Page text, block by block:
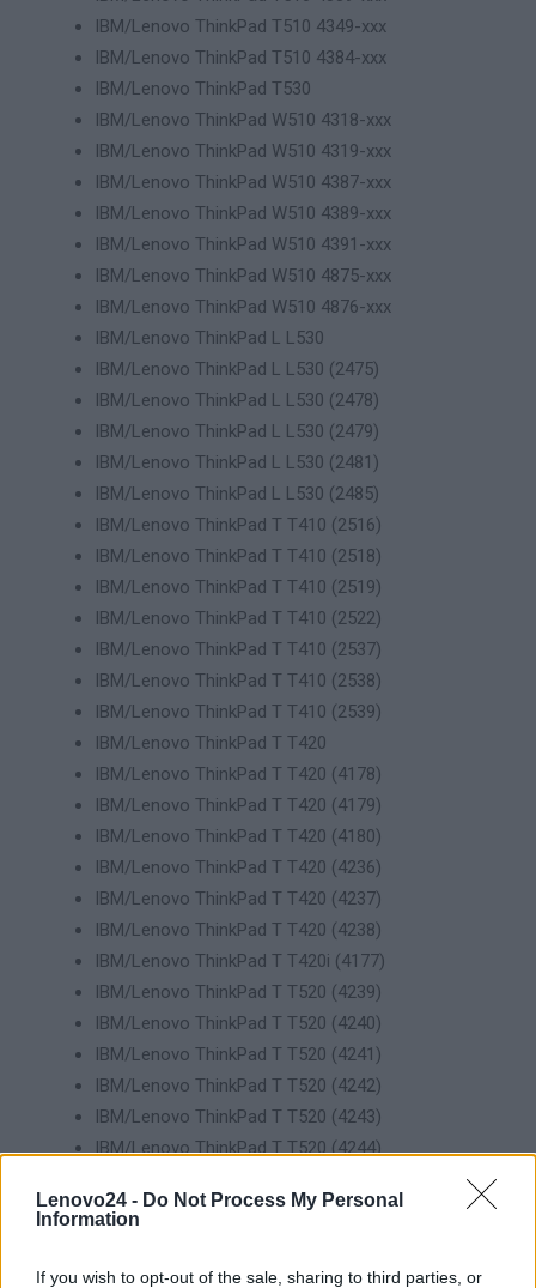
Lenovo24 - Do Not Process My Personal
Information
If you wish to opt-out of the sale, sharing to third parties, or
IBM/Lenovo ThinkPad T510 4349-xxx
IBM/Lenovo ThinkPad T510 4384-xxx
IBM/Lenovo ThinkPad T530
IBM/Lenovo ThinkPad W510 4318-xxx
IBM/Lenovo ThinkPad W510 4319-xxx
IBM/Lenovo ThinkPad W510 4387-xxx
IBM/Lenovo ThinkPad W510 4389-xxx
IBM/Lenovo ThinkPad W510 4391-xxx
IBM/Lenovo ThinkPad W510 4875-xxx
IBM/Lenovo ThinkPad W510 4876-xxx
IBM/Lenovo ThinkPad L L530
IBM/Lenovo ThinkPad L L530 (2475)
IBM/Lenovo ThinkPad L L530 (2478)
IBM/Lenovo ThinkPad L L530 (2479)
IBM/Lenovo ThinkPad L L530 (2481)
IBM/Lenovo ThinkPad L L530 (2485)
IBM/Lenovo ThinkPad T T410 (2516)
IBM/Lenovo ThinkPad T T410 (2518)
IBM/Lenovo ThinkPad T T410 (2519)
IBM/Lenovo ThinkPad T T410 (2522)
IBM/Lenovo ThinkPad T T410 (2537)
IBM/Lenovo ThinkPad T T410 (2538)
IBM/Lenovo ThinkPad T T410 (2539)
IBM/Lenovo ThinkPad T T420
IBM/Lenovo ThinkPad T T420 (4178)
IBM/Lenovo ThinkPad T T420 (4179)
IBM/Lenovo ThinkPad T T420 (4180)
IBM/Lenovo ThinkPad T T420 (4236)
IBM/Lenovo ThinkPad T T420 (4237)
IBM/Lenovo ThinkPad T T420 (4238)
IBM/Lenovo ThinkPad T T420i (4177)
IBM/Lenovo ThinkPad T T520 (4239)
IBM/Lenovo ThinkPad T T520 (4240)
IBM/Lenovo ThinkPad T T520 (4241)
IBM/Lenovo ThinkPad T T520 (4242)
IBM/Lenovo ThinkPad T T520 (4243)
IBM/Lenovo ThinkPad T T520 (4244)
IBM/Lenovo ThinkPad T T520i (4239)
IBM/Lenovo ThinkPad T T530 (2429)